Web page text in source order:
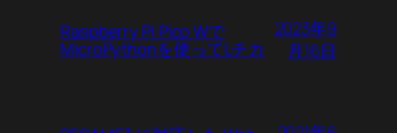
Raspberry Pi Pico Wで
MicroPythonを使ってLチカ
2023年9
月16日